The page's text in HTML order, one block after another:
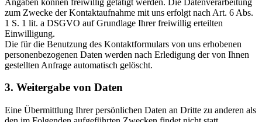
zum Zwecke der Kontaktaufnahme mit uns erfolgt nach Art. 6 Abs.
1 S. 1 lit. a DSGVO auf Grundlage Ihrer freiwillig erteilten
Einwilligung.
Die für die Benutzung des Kontaktformulars von uns erhobenen
personenbezogenen Daten werden nach Erledigung der von Ihnen
gestellten Anfrage automatisch gelöscht.
3. Weitergabe von Daten
Eine Übermittlung Ihrer persönlichen Daten an Dritte zu anderen als